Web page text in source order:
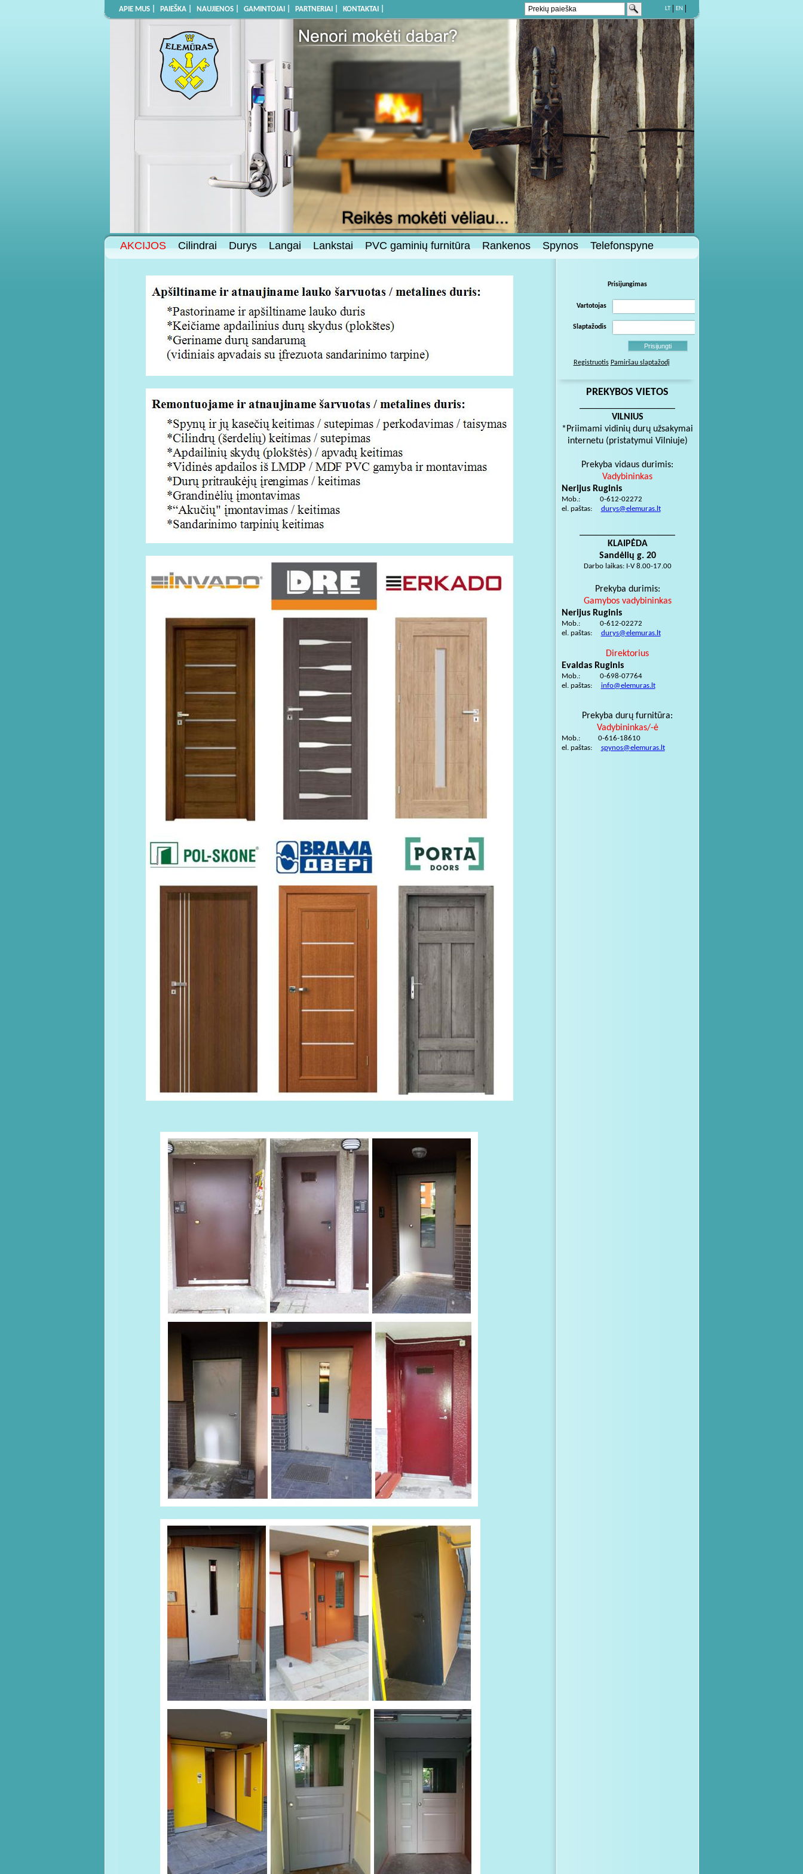
APIE MUS | PAIEŠKA | NAUJIENOS | GAMINTOJAI | PARTNERIAI | KONTAKTAI | LT EN
AKCIJOS Cilindrai Durys Langai Lankstai PVC gaminių furnitūra Rankenos Spynos Telefonspyne
Prisijungimas
Vartotojas
Slaptažodis
Registruotis Pamiršau slaptažodį
PREKYBOS VIETOS
VILNIUS
*Priimami vidinių durų užsakymai
internetu (pristatymui Vilniuje)
Prekyba vidaus durimis:
Vadybininkas
Nerijus Ruginis
Mob.: 0-612-02272
el. paštas: durys@elemuras.lt
KLAIPĖDA
Sandėlių g. 20
Darbo laikas: I-V 8.00-17.00
Prekyba durimis:
Gamybos vadybininkas
Nerijus Ruginis
Mob.: 0-612-02272
el. paštas: durys@elemuras.lt
Direktorius
Evaldas Ruginis
Mob.: 0-698-07764
el. paštas: info@elemuras.lt
Prekyba durų furnitūra:
Vadybininkas/-ė
Mob.: 0-616-18610
el. paštas: spynos@elemuras.lt